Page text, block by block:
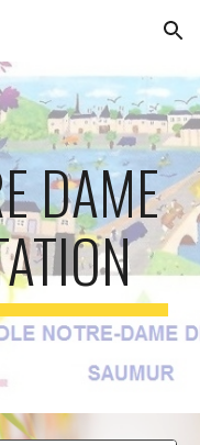
Skip to navigation
DAME